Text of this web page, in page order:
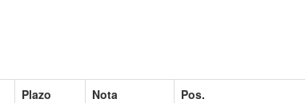
Plazo Nota Pos.